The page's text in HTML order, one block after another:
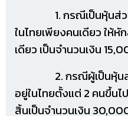
1. กรณีเป็นหุ้นส่วน
ในไทยเพียงคนเดียว ให้
เดียว เป็นจำนวนเงิน
2. กรณีผู้เป็นหุ้นส่ว
อยู่ในไทยตั้งแต่ 2 คนขึ้น
สิ้นเป็นจำนวนเงิน